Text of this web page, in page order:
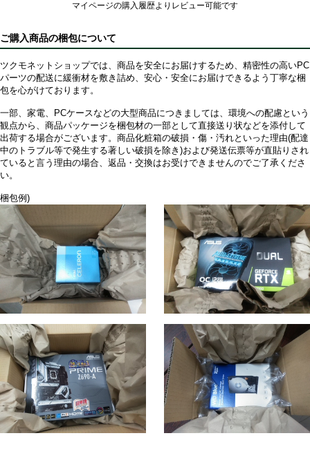
マイページの購入履歴よりレビュー可能です
ご購入商品の梱包について
ツクモネットショップでは、商品を安全にお届けするため、精密性の高いPC
パーツの配送に緩衝材を敷き詰め、安心・安全にお届けできるよう丁寧な梱
包を心がけております。
一部、家電、PCケースなどの大型商品につきましては、環境への配慮という
観点から、商品パッケージを梱包材の一部として直接送り状などを添付して
出荷する場合がございます。商品化粧箱の破損・傷・汚れといった理由(配達
中のトラブル等で発生する著しい破損を除き)および発送伝票等が直貼りされ
ていると言う理由の場合、返品・交換はお受けできませんのでご了承くださ
い。
梱包例)